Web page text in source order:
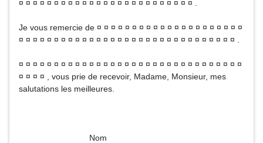
¤ ¤ ¤ ¤ ¤ ¤ ¤ ¤ ¤ ¤ ¤ ¤ ¤ ¤ ¤ ¤ ¤ ¤ ¤ ¤ ¤ ¤ ¤ ¤ ¤ .
Je vous remercie de ¤ ¤ ¤ ¤ ¤ ¤ ¤ ¤ ¤ ¤ ¤ ¤ ¤ ¤ ¤ ¤ ¤ ¤ ¤ ¤ ¤
¤ ¤ ¤ ¤ ¤ ¤ ¤ ¤ ¤ ¤ ¤ ¤ ¤ ¤ ¤ ¤ ¤ ¤ ¤ ¤ ¤ ¤ ¤ ¤ ¤ ¤ ¤ ¤ ¤ ¤ ¤ .
¤ ¤ ¤ ¤ ¤ ¤ ¤ ¤ ¤ ¤ ¤ ¤ ¤ ¤ ¤ ¤ ¤ ¤ ¤ ¤ ¤ ¤ ¤ ¤ ¤ ¤ ¤ ¤ ¤ ¤ ¤ ¤
¤ ¤ ¤ ¤ , vous prie de recevoir, Madame, Monsieur, mes
salutations les meilleures.
Nom